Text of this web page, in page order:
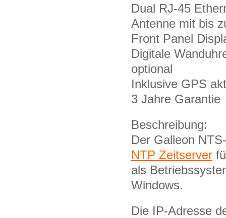
Dual RJ-45
Antenne mit bis
Front Panel
Digitale
optional
Inklusive GPS
3 Jahre Garantie
Beschreibung:
Der Galleon
NTP Zeitserver
als
Windows.
Die IP-Adresse